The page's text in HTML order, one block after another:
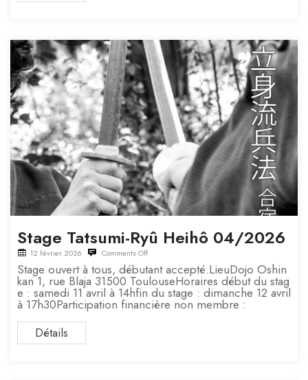
Stage Tatsumi-Ryû Heihô 04/2026
12 février 2026 Comments Off
Stage ouvert à tous, débutant accepté.LieuDojo Oshin
kan 1, rue Blaja 31500 ToulouseHoraires début du stag
e : samedi 11 avril à 14hfin du stage : dimanche 12 avril
à 17h30Participation financière non membre :
Détails